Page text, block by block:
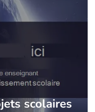
scolaires